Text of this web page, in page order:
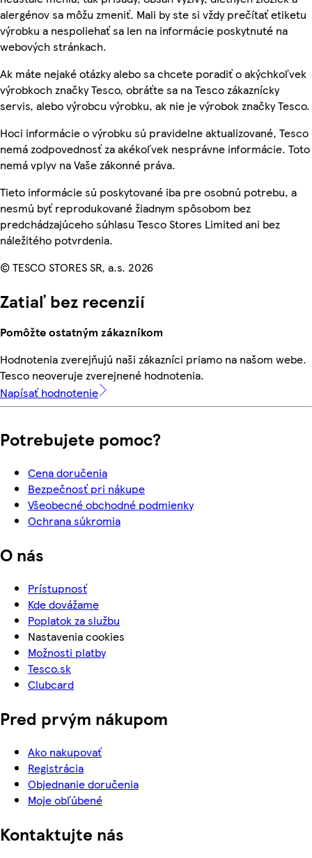
alergénov sa môžu zmeniť. Mali by ste si vždy prečítať etiketu
výrobku a nespoliehať sa len na informácie poskytnuté na
webových stránkach.
Ak máte nejaké otázky alebo sa chcete poradiť o akýchkoľvek
výrobkoch značky Tesco, obráťte sa na Tesco zákaznícky
servis, alebo výrobcu výrobku, ak nie je výrobok značky Tesco.
Hoci informácie o výrobku sú pravidelne aktualizované, Tesco
nemá zodpovednosť za akékoľvek nesprávne informácie. Toto
nemá vplyv na Vaše zákonné práva.
Tieto informácie sú poskytované iba pre osobnú potrebu, a
nesmú byť reprodukované žiadnym spôsobom bez
predchádzajúceho súhlasu Tesco Stores Limited ani bez
náležitého potvrdenia.
© TESCO STORES SR, a.s. 2026
Zatiaľ bez recenzií
Pomôžte ostatným zákazníkom
Hodnotenia zverejňujú naši zákazníci priamo na našom webe.
Tesco neoveruje zverejnené hodnotenia.
Napísať hodnotenie
Potrebujete pomoc?
Cena doručenia
Bezpečnosť pri nákupe
Všeobecné obchodné podmienky
Ochrana súkromia
O nás
Prístupnosť
Kde dovážame
Poplatok za službu
Nastavenia cookies
Možnosti platby
Tesco.sk
Clubcard
Pred prvým nákupom
Ako nakupovať
Registrácia
Objednanie doručenia
Moje obľúbené
Kontaktujte nás